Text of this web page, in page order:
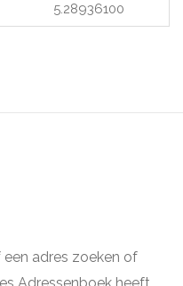
5.28936100
adres zoeken of